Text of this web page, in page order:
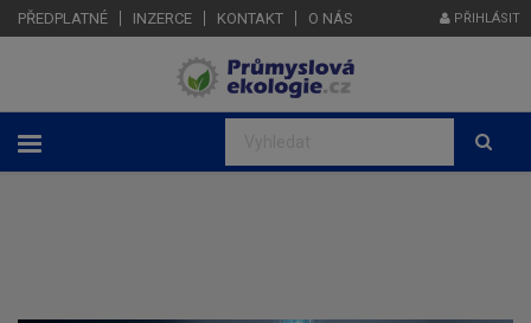
PŘEDPLATNÉ INZERCE KONTAKT O NÁS PŘIHLÁSIT